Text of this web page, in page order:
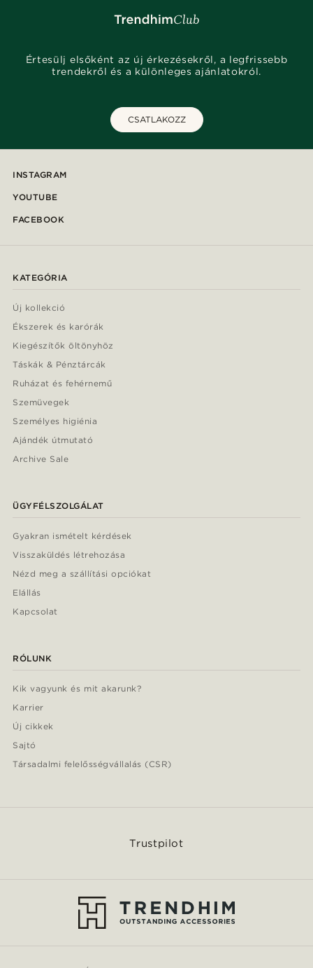
Értesülj elsőként az új érkezésekről, a legfrissebb
trendekről és a különleges ajánlatokról.
CSATLAKOZZ
INSTAGRAM
YOUTUBE
FACEBOOK
KATEGÓRIA
Új kollekció
Ékszerek és karórák
Kiegészítők öltönyhöz
Táskák & Pénztárcák
Ruházat és fehérnemű
Szemüvegek
Személyes higiénia
Ajándék útmutató
Archive Sale
ÜGYFÉLSZOLGÁLAT
Gyakran ismételt kérdések
Visszaküldés létrehozása
Nézd meg a szállítási opciókat
Elállás
Kapcsolat
RÓLUNK
Kik vagyunk és mit akarunk?
Karrier
Új cikkek
Sajtó
Társadalmi felelősségvállalás (CSR)
Trustpilot